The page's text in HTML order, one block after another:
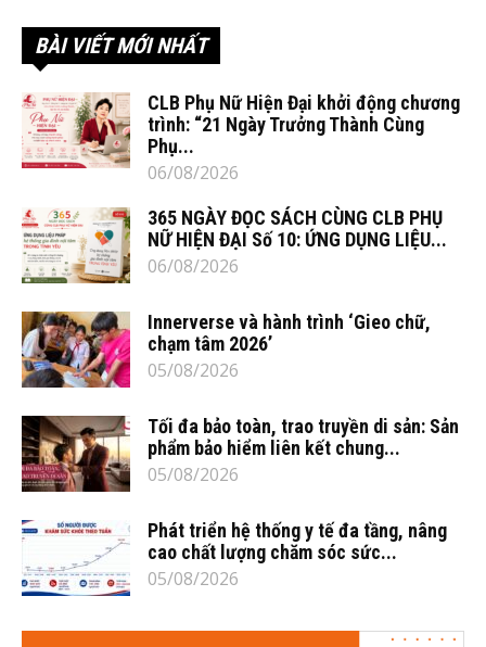
BÀI VIẾT MỚI NHẤT
CLB Phụ Nữ Hiện Đại khởi động chương
trình: “21 Ngày Trưởng Thành Cùng
Phụ...
06/08/2026
365 NGÀY ĐỌC SÁCH CÙNG CLB PHỤ
NỮ HIỆN ĐẠI Số 10: ỨNG DỤNG LIỆU...
06/08/2026
Innerverse và hành trình ‘Gieo chữ,
chạm tâm 2026’
05/08/2026
Tối đa bảo toàn, trao truyền di sản: Sản
phẩm bảo hiểm liên kết chung...
05/08/2026
Phát triển hệ thống y tế đa tầng, nâng
cao chất lượng chăm sóc sức...
05/08/2026